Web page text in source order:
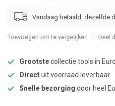
Vandaag betaald, dezelfde
Toevoegen om te vergelijken Deel
Grootstecollectie tools in
Directuit voorraad leverbaar
Snelle bezorging door heel